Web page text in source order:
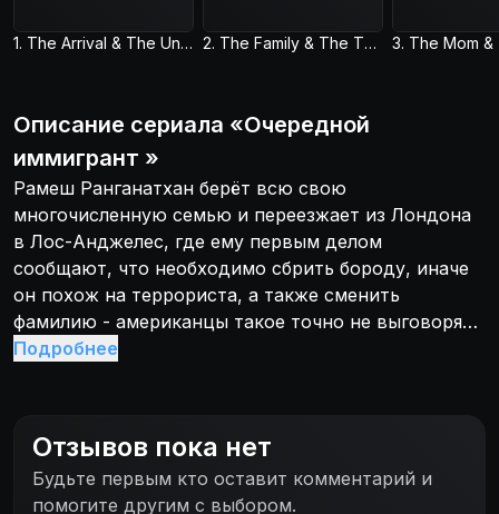
1. The Arrival & The Uncle 2. The Family & The TV Debut
Описание сериала «Очередной
иммигрант »
Рамеш Ранганатхан берёт всю свою
многочисленную семью и переезжает из Лондона
в Лос-Анджелес, где ему первым делом
сообщают, что необходимо сбрить бороду, иначе
он похож на террориста, а также сменить
фамилию - американцы такое точно не выговорят.
Внимание! Присутствуют голосовые или
Подробнее
Отзывов пока нет
Будьте первым кто оставит комментарий и
помогите другим с выбором.